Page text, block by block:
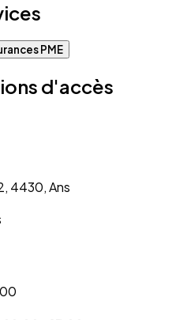
PME
d'accès
4430, Ans